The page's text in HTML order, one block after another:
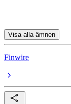
Visa alla ämnen
Finwire